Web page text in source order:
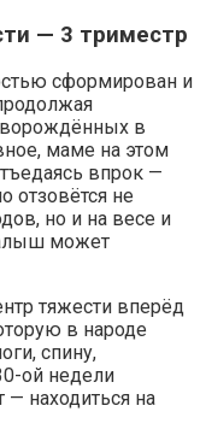
— 3 триместр
сформирован и
в
маме на этом
впрок —
отзовётся не
но и на весе и
может
тяжести вперёд
в народе
спину,
ой недели
находиться на